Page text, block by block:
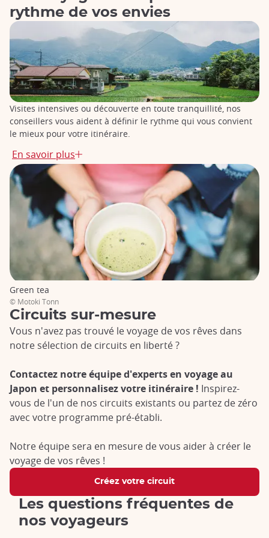
rythme de vos envies
Visites intensives ou découverte en toute tranquillité, nos
conseillers vous aident à définir le rythme qui vous convient
le mieux pour votre itinéraire.
Circuits essentiels pour un premier voyage au
Japon
Parfaits pour une première découverte du Japon,
les Circuits
Essentiels vous guident à travers les incontournables du
, de Tokyo à Kyoto, en passant par le mont Fuji,
Kanazawa ou Hiroshima. En Shinkansen (train à grande
vitesse japonais), déplacez-vous de ville en ville et profitez
pleinement de chaque étape de votre séjour, sans le stress
de l’organisation.
(H3) Circuits passion
Vous avez un intérêt particulier pour un pan de la culture
nippone ? Les Circuits Passion sont faits pour vous !
Randonnée dans les Alpes japonaises, ski à Hokkaido, manga,
architecture ou escapades culinaires,chaque circuit est
conçu autour d’un thème spécifique. Bon vivant ? Laissez-
Uji, le berceau du matcha et Osaka, la capitale du street food.
Envie d'expérimenter le zen ? Entamez le pèlerinage de
Kumano Kodo et profitez des temples qui jalonnent la région.
Nos Circuits Passion sont l’occasion de vivre des
expériences uniques, aux côtés de passionnés et d’experts,
Circuits Grands Voyages
Pour un second voyage ou une exploration plus approfondie
du pays,les Circuits Grands Voyages offrent une immersion
complète dans une région du Japon. Que vous soyez attiré
par les paysages d’Hokkaido, les temples zen de Wakayama
En savoir plus
Circuits sur-mesure
Vous n'avez pas trouvé le voyage de vos rêves dans
notre sélection de circuits en liberté ?
Contactez notre équipe d'experts en voyage au
Japon et personnalisez votre itinéraire ! Inspirez-
vous de l'un de nos circuits existants ou partez de zéro
avec votre programme pré-établi.
Notre équipe sera en mesure de vous aider à créer le
voyage de vos rêves !
Créez votre circuit
Green tea
© Motoki Tonn
Les questions fréquentes de
nos voyageurs